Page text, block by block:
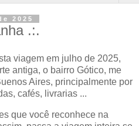
2025
.:.
viagem em julho de 2025,
antiga, o bairro Gótico, me
Aires, principalmente por
cafés, livrarias ...
que você reconhece na